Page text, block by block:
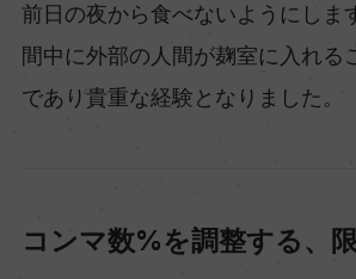
前日の夜から食べないようにしま
間中に外部の人間が麹室に入れる
であり貴重な経験となりました。
コンマ数%を調整する、